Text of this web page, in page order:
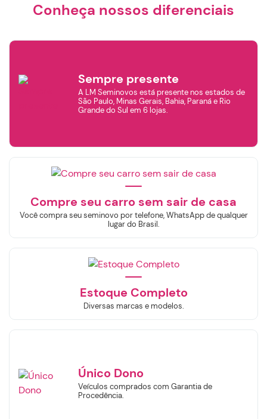
Conheça nossos diferenciais
Sempre presente
A LM Seminovos está presente nos estados de
São Paulo, Minas Gerais, Bahia, Paraná e Rio
Grande do Sul em 6 lojas.
Compre seu carro sem sair de casa
Você compra seu seminovo por telefone, WhatsApp de qualquer
lugar do Brasil.
Estoque Completo
Diversas marcas e modelos.
Único Dono
Veículos comprados com Garantia de
Procedência.